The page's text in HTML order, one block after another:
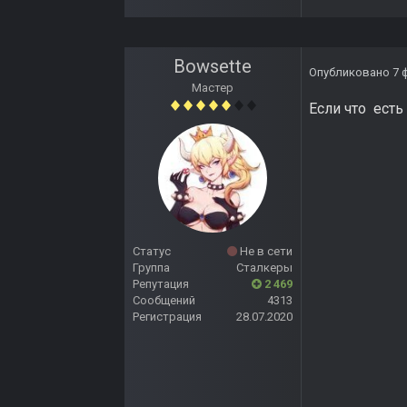
Bowsette
Мастер
Статус
Не в сети
Группа
Сталкеры
Репутация
2 469
Сообщений
4313
Регистрация
28.07.2020
Опубликовано 7
Если что